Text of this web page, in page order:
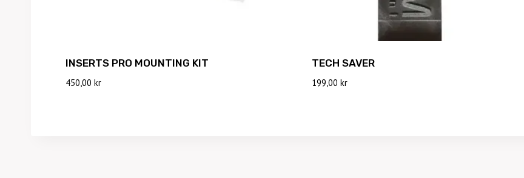
INSERTS PRO MOUNTING KIT
450,00 kr
TECH SAVER
199,00 kr